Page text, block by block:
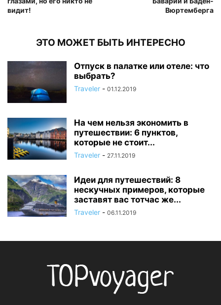
видит!
Вюртемберга
ЭТО МОЖЕТ БЫТЬ ИНТЕРЕСНО
Отпуск в палатке или отеле: что
выбрать?
Traveler - 01.12.2019
На чем нельзя экономить в
путешествии: 6 пунктов,
которые не стоит...
Traveler - 27.11.2019
Идеи для путешествий: 8
нескучных примеров, которые
заставят вас тотчас же...
Traveler - 06.11.2019